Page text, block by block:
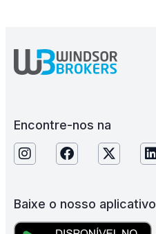
Encontre-nos na
Baixe o nosso aplicativo